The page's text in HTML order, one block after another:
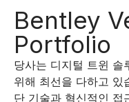
Bentley
Portfolio
당사는 디지털 트윈 솔
위해 최선을 다하고 있
단 기술과 혁신적인 접